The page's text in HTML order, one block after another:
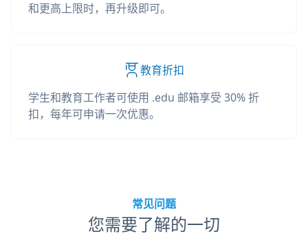
和更高上限时，再升级即可。
教育折扣
学生和教育工作者可使用 .edu 邮箱享受 30% 折
扣，每年可申请一次优惠。
常见问题
您需要了解的一切